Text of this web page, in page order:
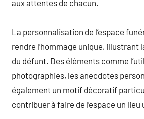
aux attentes de chacun.
La personnalisation de l’espace
rendre l’hommage unique, illustrant
du défunt. Des éléments comme
photographies, les anecdotes
également un motif décoratif
contribuer à faire de l’espace un lieu